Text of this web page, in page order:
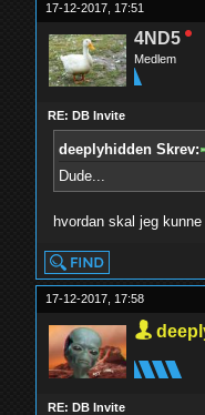
17-12-2017, 17:51
4ND5
Medlem
RE: DB Invite
deeplyhidden Skrev:
Dude...
hvordan skal jeg
17-12-2017, 17:58
RE: DB Invite